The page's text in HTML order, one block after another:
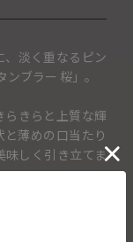
、淡く重なるピン
ブラー 桜」。
きらと上質な輝
薄めの口当たり
味しく引き立てま
められており、
入学や就職、退